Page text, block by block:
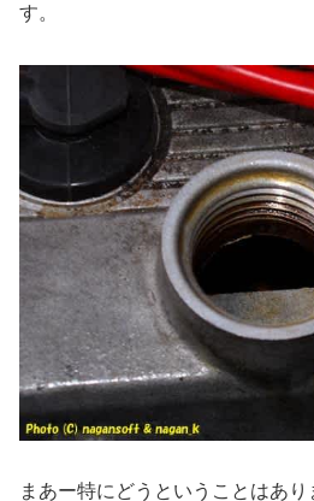
す。
まあー特にどうということはあり